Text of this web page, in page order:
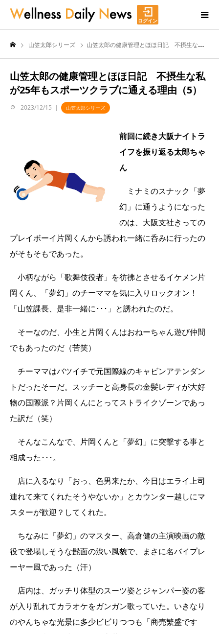
ログイン
山笠太郎シリーズ 山笠太郎の健康管理とほほ日記 不摂生な私が25年もスポーツクラブに通える理由（5）
山笠太郎の健康管理とほほ日記 不摂生な私
が25年もスポーツクラブに通える理由（5）
2023/12/15 山笠太郎シリーズ
前回に続き大阪ナイトラ
イフを振り返る太郎ちゃ
ん
ミナミのスナック「夢
幻」に通うようになった
のは、大阪支社きっての
プレイボーイ片岡くんから誘われ一緒に呑みに行ったの
がそもそもであった。
小柄ながら「歌舞伎役者」を彷彿とさせるイケメン片
岡くん、「夢幻」のチーママを気に入りロックオン！
「山笠課長、是非一緒に･･･」と誘われたのだ。
そーなのだ、小生と片岡くんはおねーちゃん遊び仲間
でもあったのだ（苦笑）
チーママはバツイチで元国際線のキャビンアテンダン
トだったそーだ。スッチーと高身長の金髪レディが大好
物の国際派？片岡くんにとってストライクゾーンであっ
た訳だ（笑）
そんなこんなで、片岡くんと「夢幻」に突撃する事と
相成った･･･。
店に入るなり「おっ、色男来たか、今日はエライ上司
連れて来てくれたそうやないか」とカウンター越しにマ
スターが歓迎？してくれた。
ちなみに「夢幻」のマスター、高倉健の主演映画の敵
役で登場しそうな髭面の渋い風貌で、まさに名バイプレ
ーヤー風であった（汗）
店内は、ガッチリ体型のスーツ姿とジャンパー姿の客
が入り乱れてカラオケをガンガン歌っていた。いきなり
のやんちゃな光景に多少ビビりつつも「商売繁盛です